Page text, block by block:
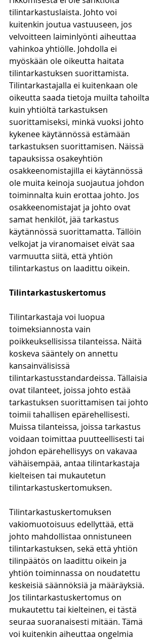
tilintarkastuslaista. Johto voi
kuitenkin joutua vastuuseen, jos
velvoitteen laiminlyönti aiheuttaa
vahinkoa yhtiölle. Johdolla ei
myöskään ole oikeutta haitata
tilintarkastuksen suorittamista.
Tilintarkastajalla ei kuitenkaan ole
oikeutta saada tietoja muilta tahoilta
kuin yhtiöltä tarkastuksen
suorittamiseksi, minkä vuoksi johto
kykenee käytännössä estämään
tarkastuksen suorittamisen. Näissä
tapauksissa osakeyhtiön
osakkeenomistajilla ei käytännössä
ole muita keinoja suojautua johdon
toiminnalta kuin erottaa johto. Jos
osakkeenomistajat ja johto ovat
samat henkilöt, jää tarkastus
käytännössä suorittamatta. Tällöin
velkojat ja viranomaiset eivät saa
varmuutta siitä, että yhtiön
tilintarkastus on laadittu oikein.
Tilintarkastuskertomus
Tilintarkastaja voi luopua
toimeksiannosta vain
poikkeuksellisissa tilanteissa. Näitä
koskeva sääntely on annettu
kansainvälisissä
tilintarkastusstandardeissa. Tällaisia
ovat tilanteet, joissa johto estää
tarkastuksen suorittamisen tai johto
toimii tahallisen epärehellisesti.
Muissa tilanteissa, joissa tarkastus
voidaan toimittaa puutteellisesti tai
johdon epärehellisyys on vakavaa
vähäisempää, antaa tilintarkastaja
kielteisen tai mukautetun
tilintarkastuskertomuksen.
Tilintarkastuskertomuksen
vakiomuotoisuus edellyttää, että
johto mahdollistaa onnistuneen
tilintarkastuksen, sekä että yhtiön
tilinpäätös on laadittu oikein ja
yhtiön toiminnassa on noudatettu
keskeisiä säännöksiä ja määräyksiä.
Jos tilintarkastuskertomus on
mukautettu tai kielteinen, ei tästä
seuraa suoranaisesti mitään. Tämä
voi kuitenkin aiheuttaa ongelmia